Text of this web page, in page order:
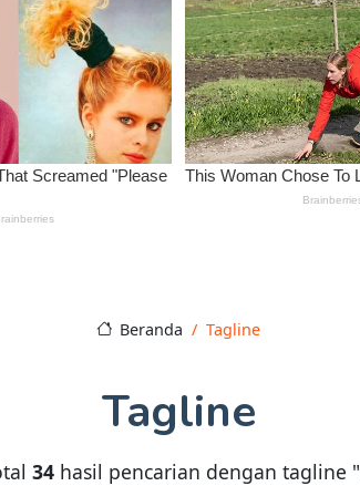
Beranda Tagline
Tagline
34hasil pencarian dengan tagline "